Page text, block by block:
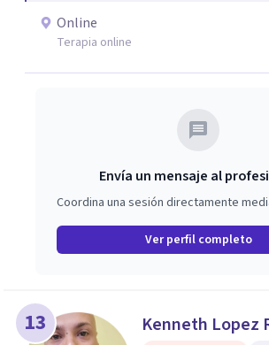
Online
Terapia online
Envía un mensaje al
Coordina una sesión directamente
Ver perfil completo
13 Kenneth Lopez